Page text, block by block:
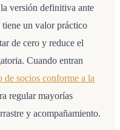
versión definitiva ante
un valor práctico
de cero y reduce el
Cuando entran
de socios conforme a la
regular mayorías
y acompañamiento.